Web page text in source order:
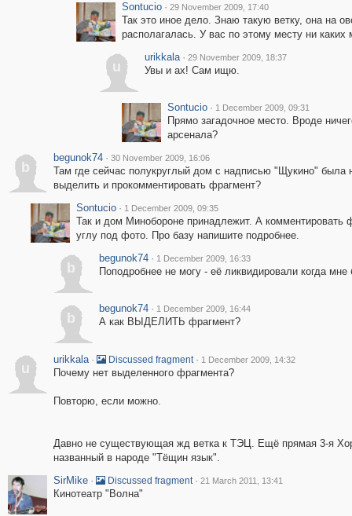
Sontucio · 29 November 2009, 17:40
Так это иное дело. Знаю такую ветку, она на
располагалась. У вас по этому месту ни каких
u
urikkala · 29 November 2009, 18:37
Увы и ах! Сам ищю.
Sontucio · 1 December 2009, 09:31
Прямо загадочное место. Вроде
арсенала?
b
begunok74 · 30 November 2009, 16:06
Там где сейчас полукруглый дом с надписью "Щукино" была
выделить и прокомментировать фрагмент?
Sontucio · 1 December 2009, 09:35
Так и дом Минобороне принадлежит. А комментировать
углу под фото. Про базу напишите подробнее.
b
begunok74 · 1 December 2009, 16:33
Поподробнее не могу - её ликвидировали когда
b
begunok74 · 1 December 2009, 16:44
А как ВЫДЕЛИТЬ фрагмент?
u
urikkala · Discussed fragment · 1 December 2009, 14:32
Почему нет выделенного фрагмента?
Повторю, если можно.
Давно не существующая жд ветка к ТЭЦ. Ещё прямая 3-я
названный в народе "Тёщин язык".
SirMike · Discussed fragment · 21 March 2011, 13:41
Кинотеатр "Волна"